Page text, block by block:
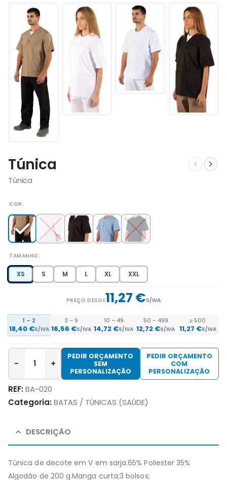
Túnica
Túnica
COR
TAMANHO
XS S M L XL XXL
PREÇO DESDE11,27 €S/IVA
1 – 2
18,40 €S/IVA
3 – 9
16,56 €S/IVA
10 – 49
14,72 €S/IVA
50 – 499
12,72 €S/IVA
≥ 500
11,27 €S/IVA
- +
PEDIR ORÇAMENTO
SEM
PERSONALIZAÇÃO
PEDIR ORÇAMENTO
COM
PERSONALIZAÇÃO
REF:BA-020
Categoria:BATAS / TÚNICAS (SAÚDE)
DESCRIÇÃO
Túnica de decote em V em sarja.65% Poliester 35%
Algodão de 200 g.Manga curta;3 bolsos;